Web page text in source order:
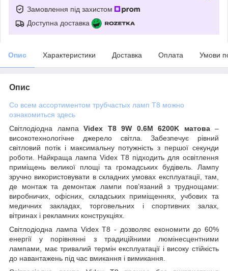
Замовлення під захистом
Доступна доставка
Опис Характеристики Доставка Оплата Умови
Опис
Со всем ассортиментом трубчастых ламп Т8 можно
ознакомиться здесь
Світлодіодна лампа Videx Т8 9W 0.6M 6200K матова–
високотехнологічне джерело світла. Забезпечує рівний
світловий потік і максимальну потужність з першої секунди
роботи. Найкраща лампа Videx Т8 підходить для освітлення
приміщень великої площі та громадських будівель. Лампу
зручно використовувати в складних умовах експлуатації, там,
де монтаж та демонтаж лампи пов’язаний з труднощами:
виробничих, офісних, складських приміщеннях, учбових та
медичних закладах, торговельних і спортивних залах,
вітринах і рекламних конструкціях.
Світлодіодна лампа Videx Т8 - дозволяє економити до 60%
енергії у порівнянні з традиційними люмінесцентними
лампами, має тривалий термін експлуатації і високу стійкість
до навантажень під час вмикання і вимикання.